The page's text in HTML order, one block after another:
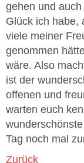
gehen und
Glück ich habe,
viele meiner
genommen
wäre. Also
ist der
offenen und
warten euch
Tag noch mal
Zurück